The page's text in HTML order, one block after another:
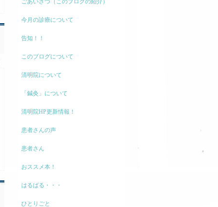
ごあいさつ（このブログの紹介）
今月の診療について
告知！！
このブログについて
清明院について
「鍼灸」について
清明院HP更新情報！
患者さんの声
患者さん
おススメ本！
はるばる・・・
ひとりごと